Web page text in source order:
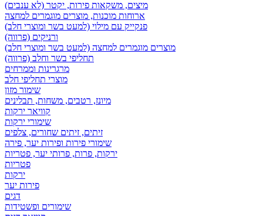
מיצים, משקאות פירות, יקטר (לא ענבים)
ארוחות מוכנות, מוצרים מוגמרים למחצה
פנקייק עם מילוי (למעט בשר ומוצרי חלב)
ורניקים (פרווה)
מוצרים מוגמרים למחצה (למעט בשר ומוצרי חלב)
תחליפי בשר וחלב (פרווה)
מרגרינות וממרחים
מוצרי תחליפי חלב
שימור מזון
מיונז, רטבים, משחות, תבלינים
קוויאר ירקות
שימורי ירקות
זיתים, זיתים שחורים, צלפים
שימורי פירות ופירות יער, פירה
ירקות, פרות, פרותי יער, פטריות
פטריות
ירקות
פירות יער
דגים
שימורים ופשטידות